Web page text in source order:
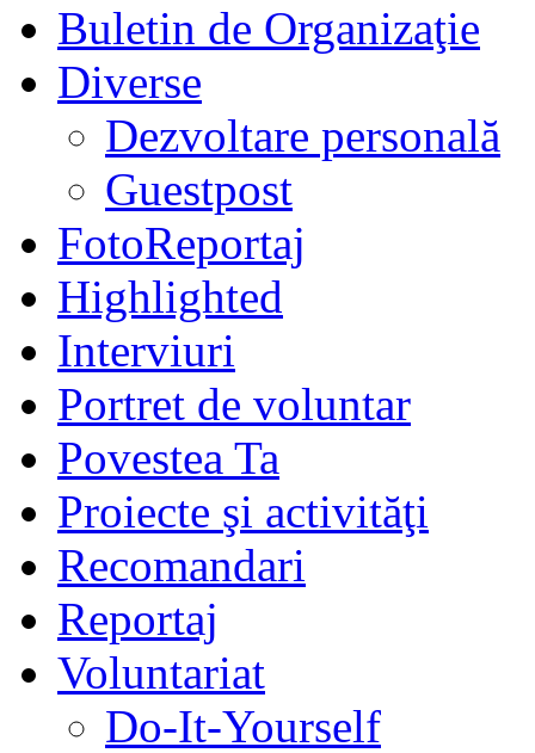
Buletin de Organizaţie
Diverse
Dezvoltare personală
Guestpost
FotoReportaj
Highlighted
Interviuri
Portret de voluntar
Povestea Ta
Proiecte şi activităţi
Recomandari
Reportaj
Voluntariat
Do-It-Yourself